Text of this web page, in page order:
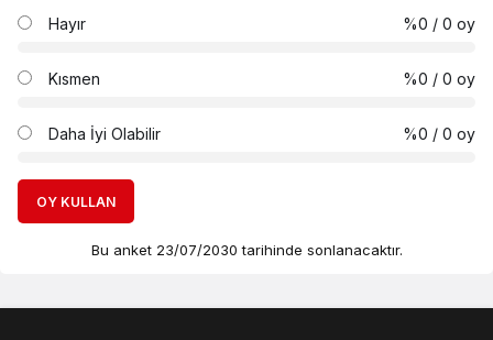
Hayır %0 / 0 oy
Kısmen %0 / 0 oy
Daha İyi Olabilir %0 / 0 oy
OY KULLAN
Bu anket 23/07/2030 tarihinde sonlanacaktır.